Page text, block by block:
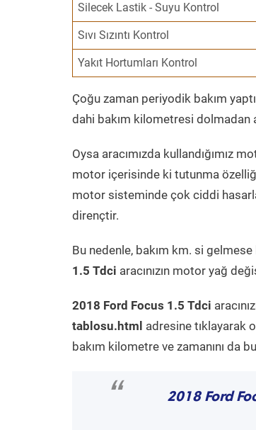
Silecek Lastik - Suyu Kontrol
Sıvı Sızıntı Kontrol
Yakıt Hortumları Kontrol
Çoğu zaman periyodik bakım
dahi bakım kilometresi dolmadan
Oysa aracımızda kullandığımız
motor içerisinde ki tutunma
motor sisteminde çok ciddi
dirençtir.
Bu nedenle, bakım km. si
1.5 Tdci aracınızın motor yağ
2018 Ford Focus 1.5 Tdci
tablosu.html adresine tıklayarak
bakım kilometre ve zamanını da
“ 2018 Ford